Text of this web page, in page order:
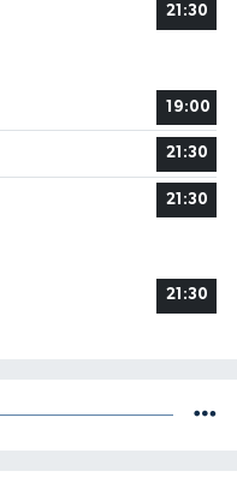
21:30
19:00
21:30
21:30
21:30